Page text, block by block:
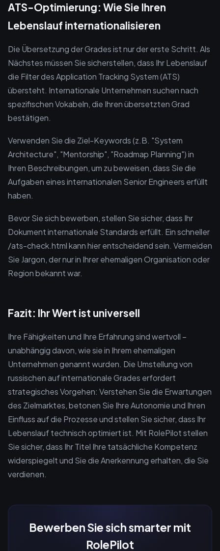
ATS-Optimierung: Wie Sie Ihren
Lebenslauf internationalisieren
Die Übersetzung der Grades ist nur der erste Schritt. Als
Nächstes müssen Sie sicherstellen, dass Ihr Lebenslauf
die Filter des Application Tracking System (ATS)
übersteht. Internationale Unternehmen suchen nach
spezifischen Vokabeln, die Ihren übersetzten Grad
bestätigen.
Verwenden Sie die Ziel-Keywords (z.B. "System
Architecture", "Mentorship", "Roadmap Planning") in
Ihren Beschreibungen, um zu beweisen, dass Sie die
Aufgaben eines internationalen Senior Engineers erfüllt
haben.
Bevor Sie sich bewerben, stellen Sie sicher, dass Ihr
Dokument internationale Standards erfüllt. Ein schneller
/ats-check.html kann hier entscheidend sein. Vermeiden
Sie Jargon, der nur in Ihrer ehemaligen Organisation oder
Region bekannt war.
Fazit: Ihr Wert ist universell
Ihre Fähigkeiten und Ihre Erfahrung sind wertvoll –
unabhängig davon, wie sie in Ihrem ehemaligen
Unternehmen genannt wurden. Die Umstellung von
russischen auf internationale Grades erfordert
strategisches Vorgehen: Verstehen Sie die Erwartungen
des Zielmarktes, betonen Sie Ihre Autonomie und Ihren
Einfluss auf die Prozesse und stellen Sie sicher, dass Ihr
Lebenslauf technisch optimiert ist. Mit RolePilot stellen
Sie sicher, dass Ihr Titel Ihre tatsächliche Kompetenz
widerspiegelt und Sie die Anerkennung erhalten, die Sie
verdienen.
Bewerben Sie sich smarter mit
RolePilot